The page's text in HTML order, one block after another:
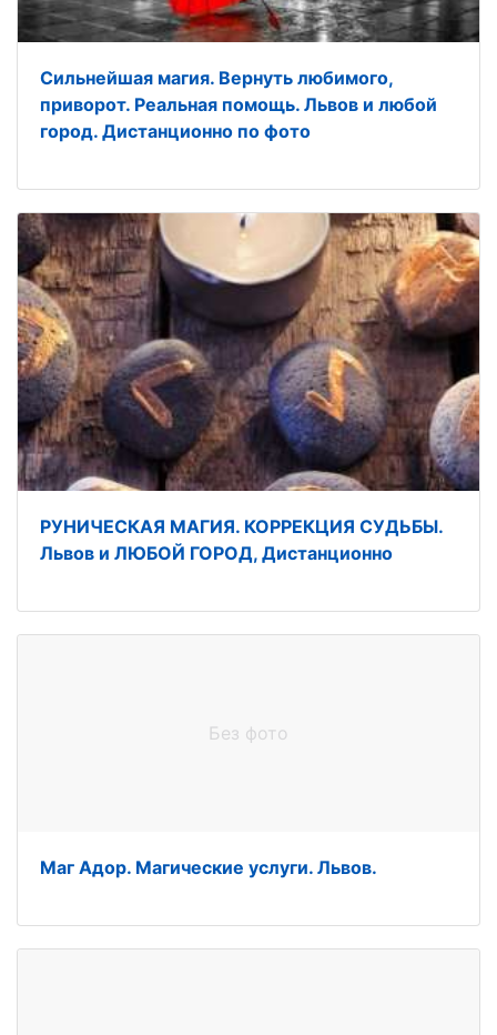
Сильнейшая магия. Вернуть любимого,
приворот. Реальная помощь. Львов и любой
город. Дистанционно по фото
РУНИЧЕСКАЯ МАГИЯ. КОРРЕКЦИЯ СУДЬБЫ.
Львов и ЛЮБОЙ ГОРОД, Дистанционно
Без фото
Маг Адор. Магические услуги. Львов.